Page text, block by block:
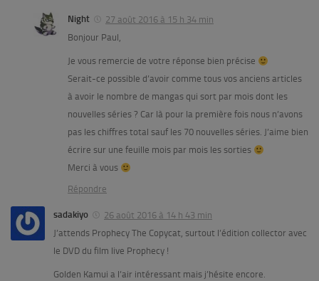
Night
27 août 2016 à 15 h 34 min
Bonjour Paul,
Je vous remercie de votre réponse bien précise
Serait-ce possible d’avoir comme tous vos anciens articles
à avoir le nombre de mangas qui sort par mois dont les
nouvelles séries ? Car là pour la première fois nous n’avons
pas les chiffres total sauf les 70 nouvelles séries. J’aime bien
écrire sur une feuille mois par mois les sorties
Merci à vous
Répondre
sadakiyo
26 août 2016 à 14 h 43 min
J’attends Prophecy The Copycat, surtout l’édition collector avec
le DVD du film live Prophecy !
Golden Kamui a l’air intéressant mais j’hésite encore.